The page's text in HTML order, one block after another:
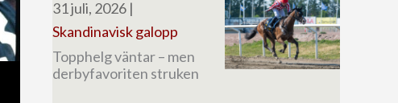
31 juli, 2026 |
Skandinavisk galopp
Topphelg väntar – men
derbyfavoriten struken